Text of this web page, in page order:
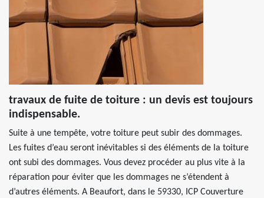
travaux de fuite de toiture : un devis est toujours
indispensable.
Suite à une tempête, votre toiture peut subir des dommages.
Les fuites d’eau seront inévitables si des éléments de la toiture
ont subi des dommages. Vous devez procéder au plus vite à la
réparation pour éviter que les dommages ne s’étendent à
d’autres éléments. A Beaufort, dans le 59330, ICP Couverture